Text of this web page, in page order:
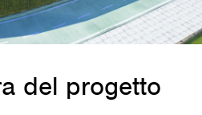
del progetto